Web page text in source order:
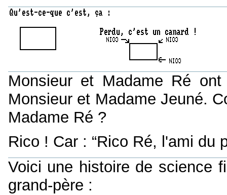
Monsieur et Madame Ré
Monsieur et Madame Jeuné.
Madame Ré ?
Rico ! Car : “Rico Ré, l'ami du
Voici une histoire de science
grand-père :